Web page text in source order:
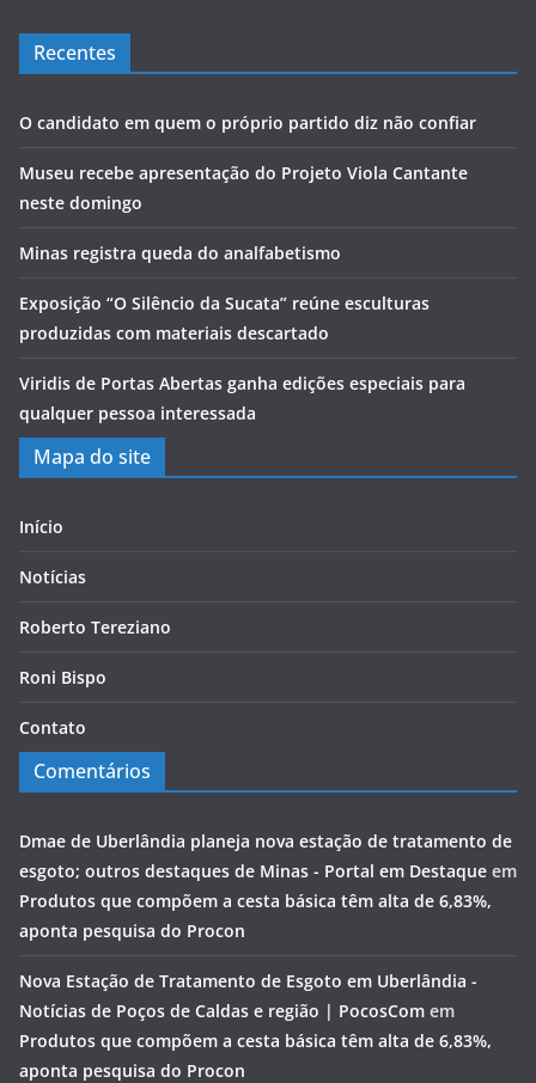
Recentes
O candidato em quem o próprio partido diz não confiar
Museu recebe apresentação do Projeto Viola Cantante
neste domingo
Minas registra queda do analfabetismo
Exposição “O Silêncio da Sucata” reúne esculturas
produzidas com materiais descartado
Viridis de Portas Abertas ganha edições especiais para
qualquer pessoa interessada
Mapa do site
Início
Notícias
Roberto Tereziano
Roni Bispo
Contato
Comentários
Dmae de Uberlândia planeja nova estação de tratamento de
esgoto; outros destaques de Minas - Portal em Destaque em
Produtos que compõem a cesta básica têm alta de 6,83%,
aponta pesquisa do Procon
Nova Estação de Tratamento de Esgoto em Uberlândia -
Notícias de Poços de Caldas e região | PocosCom em
Produtos que compõem a cesta básica têm alta de 6,83%,
aponta pesquisa do Procon